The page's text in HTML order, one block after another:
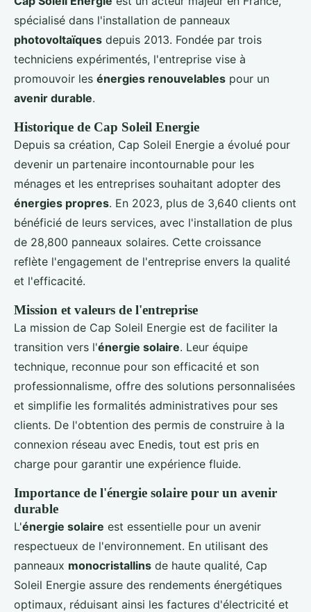
spécialisé dans l'installation de panneaux
photovoltaïques depuis 2013. Fondée par trois
techniciens expérimentés, l'entreprise vise à
promouvoir les énergies renouvelables pour un
avenir durable.
Historique de Cap Soleil Energie
Depuis sa création, Cap Soleil Energie a évolué pour
devenir un partenaire incontournable pour les
ménages et les entreprises souhaitant adopter des
énergies propres. En 2023, plus de 3,640 clients ont
bénéficié de leurs services, avec l'installation de plus
de 28,800 panneaux solaires. Cette croissance
reflète l'engagement de l'entreprise envers la qualité
et l'efficacité.
Mission et valeurs de l'entreprise
La mission de Cap Soleil Energie est de faciliter la
transition vers l'énergie solaire. Leur équipe
technique, reconnue pour son efficacité et son
professionnalisme, offre des solutions personnalisées
et simplifie les formalités administratives pour ses
clients. De l'obtention des permis de construire à la
connexion réseau avec Enedis, tout est pris en
charge pour garantir une expérience fluide.
Importance de l'énergie solaire pour un avenir
durable
L'énergie solaire est essentielle pour un avenir
respectueux de l'environnement. En utilisant des
panneaux monocristallins de haute qualité, Cap
Soleil Energie assure des rendements énergétiques
optimaux, réduisant ainsi les factures d'électricité et